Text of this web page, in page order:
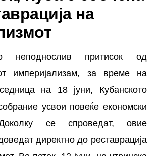
на
неподнослив притисок од
империјализам, за време на
на 18 јуни, Кубанското
усвои повеќе економски
се спроведат, овие
директно до реставрација